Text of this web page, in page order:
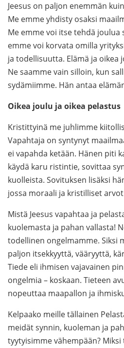
Jeesus on paljon enemmän
Me emme yhdisty osaksi
Me emme voi itse tehdä joulua
emme voi korvata omilla
ja todellisuutta. Elämä ja oikea
Ne saamme vain silloin, kun
sydämiimme. Hän antaa
Oikea joulu ja oikea pelastus
Kristittyinä me juhlimme
Vapahtaja on syntynyt
ei vapahda ketään. Hänen piti
käydä karu ristintie, sovittaa
kuolleista. Sovituksen lisäksi
jossa moraali ja kristilliset
Mistä Jeesus vapahtaa ja
kuolemasta ja pahan vallasta!
todellinen ongelmamme. Siksi
paljon itsekkyyttä, vääryyttä,
Tiede eli ihmisen vajavainen
ongelmia – koskaan. Tieteen
nopeuttaa maapallon ja
Kelpaako meille tällainen
meidät synnin, kuoleman ja
tyytyisimme vähempään?